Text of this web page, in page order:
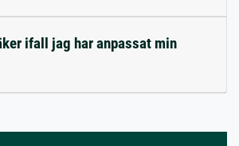
ifall jag har anpassat min